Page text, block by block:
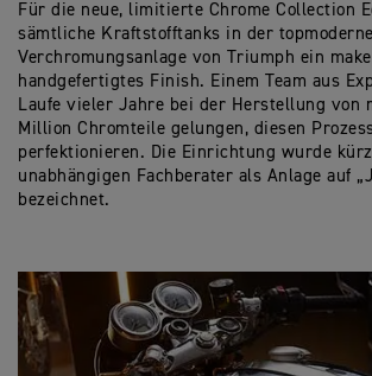
Für die neue, limitierte Chrome Collection
sämtliche Kraftstofftanks in der
Verchromungsanlage von Triumph ein
handgefertigtes Finish. Einem Team aus
Laufe vieler Jahre bei der Herstellung von
Million Chromteile gelungen, diesen
perfektionieren. Die Einrichtung wurde
unabhängigen Fachberater als Anlage auf
bezeichnet.